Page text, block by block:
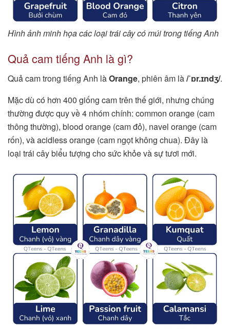
Hình ảnh minh họa các loại trái cây có múi trong tiếng Anh
Quả cam tiếng Anh là gì?
Quả cam trong tiếng Anh làOrange, phiên âm là/ˈɒr.ɪndʒ/.
Mặc dù có hơn 400 giống cam trên thế giới, nhưng chúng
thường được quy về 4 nhóm chính: common orange (cam
thông thường), blood orange (cam đỏ), navel orange (cam
rốn), và acidless orange (cam ngọt không chua). Đây là
loại trái cây biểu tượng cho sức khỏe và sự tươi mới.